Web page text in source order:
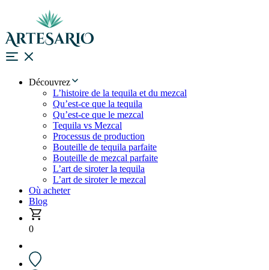
Découvrez
L’histoire de la tequila et du mezcal
Qu’est-ce que la tequila
Qu’est-ce que le mezcal
Tequila vs Mezcal
Processus de production
Bouteille de tequila parfaite
Bouteille de mezcal parfaite
L’art de siroter la tequila
L’art de siroter le mezcal
Où acheter
Blog
0